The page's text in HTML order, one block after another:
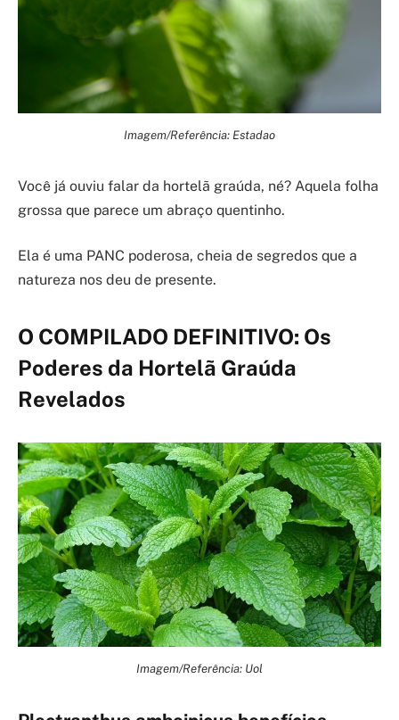
Imagem/Referência: Estadao
Você já ouviu falar da hortelã graúda, né? Aquela folha
grossa que parece um abraço quentinho.
Ela é uma PANC poderosa, cheia de segredos que a
natureza nos deu de presente.
O COMPILADO DEFINITIVO: Os
Poderes da Hortelã Graúda
Revelados
Imagem/Referência: Uol